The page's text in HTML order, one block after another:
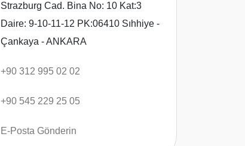
Strazburg Cad. Bina No: 10 Kat:3
Daire: 9-10-11-12 PK:06410 Sıhhiye -
Çankaya - ANKARA
+90 312 995 02 02
+90 545 229 25 05
E-Posta Gönderin